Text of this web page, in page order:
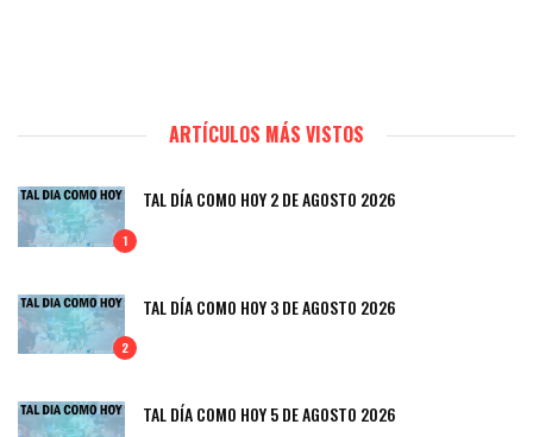
ARTÍCULOS MÁS VISTOS
1
TAL DÍA COMO HOY 2 DE AGOSTO 2026
2
TAL DÍA COMO HOY 3 DE AGOSTO 2026
TAL DÍA COMO HOY 5 DE AGOSTO 2026